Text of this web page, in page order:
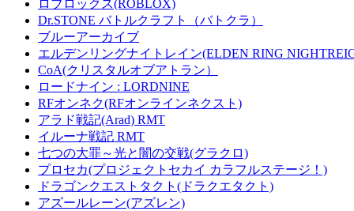
ロブロックス(ROBLOX)
Dr.STONE バトルクラフト（バトクラ）
ブルーアーカイブ
エルデンリングナイトレイン(ELDEN RING
CoA(クリスタルオブアトラン）
ロードナイン : LORDNINE
RFオンネク(RFオンラインネクスト)
アラド戦記(Arad) RMT
イルーナ戦記 RMT
七つの大罪～光と闇の交戦(グラクロ)
プロセカ(プロジェクトセカイ カラフルステージ！)
ドラゴンクエストタクト(ドラクエタクト)
アズールレーン(アズレン)